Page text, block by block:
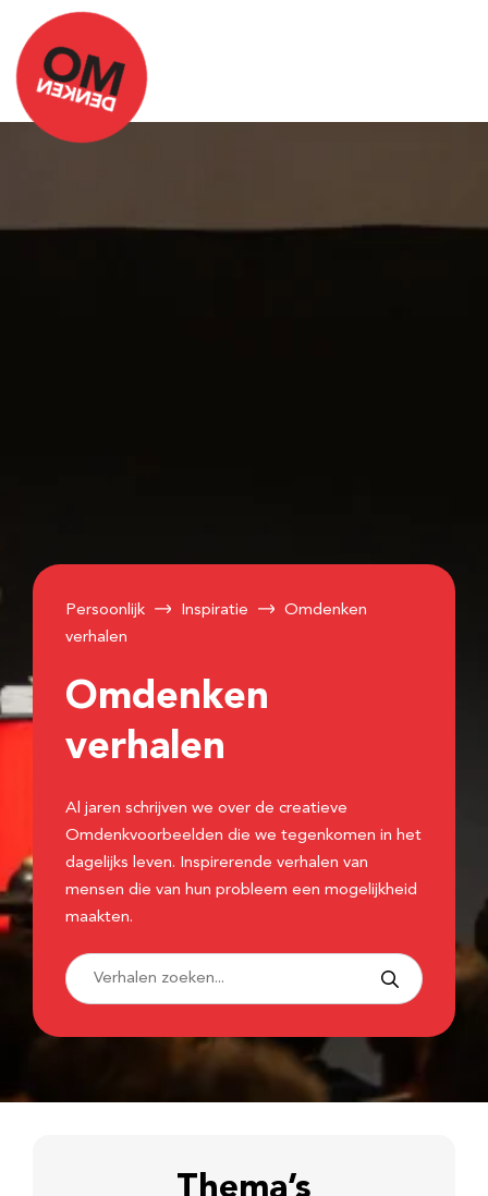
Persoonlijk Inspiratie
Omdenken
verhalen
Omdenken
verhalen
Al jaren schrijven we over de creatieve
Omdenkvoorbeelden die we tegenkomen in het
dagelijks leven. Inspirerende verhalen van
mensen die van hun probleem een mogelijkheid
maakten.